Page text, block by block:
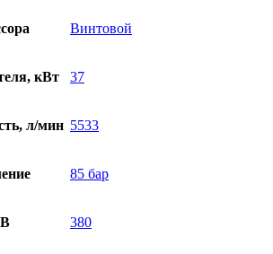
Винтовой
кВт 37
л/мин 5533
85 бар
380